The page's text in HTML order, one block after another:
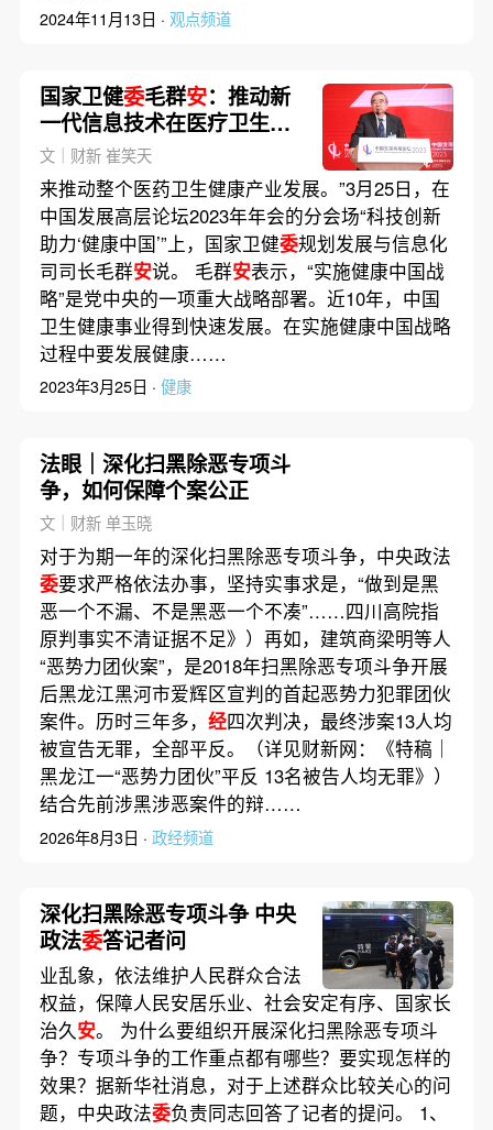
2024年11月13日 · 观点频道
国家卫健委毛群安：推动新
一代信息技术在医疗卫生领
域应用
文｜财新 崔笑天
来推动整个医药卫生健康产业发展。”3月25日，在
中国发展高层论坛2023年年会的分会场“科技创新
助力‘健康中国’”上，国家卫健委规划发展与信息化
司司长毛群安说。 毛群安表示，“实施健康中国战
略”是党中央的一项重大战略部署。近10年，中国
卫生健康事业得到快速发展。在实施健康中国战略
过程中要发展健康……
2023年3月25日 · 健康
法眼｜深化扫黑除恶专项斗
争，如何保障个案公正
文｜财新 单玉晓
对于为期一年的深化扫黑除恶专项斗争，中央政法
委要求严格依法办事，坚持实事求是，“做到是黑
恶一个不漏、不是黑恶一个不凑”……四川高院指
原判事实不清证据不足》）再如，建筑商梁明等人
“恶势力团伙案”，是2018年扫黑除恶专项斗争开展
后黑龙江黑河市爱辉区宣判的首起恶势力犯罪团伙
案件。历时三年多， 经四次判决，最终涉案13人均
被宣告无罪，全部平反。（详见财新网：《特稿｜
黑龙江一“恶势力团伙”平反 13名被告人均无罪》）
结合先前涉黑涉恶案件的辩……
2026年8月3日 · 政经频道
深化扫黑除恶专项斗争 中央
政法委答记者问
业乱象，依法维护人民群众合法
权益，保障人民安居乐业、社会安定有序、国家长
治久安。 为什么要组织开展深化扫黑除恶专项斗
争？专项斗争的工作重点都有哪些？要实现怎样的
效果？据新华社消息，对于上述群众比较关心的问
题，中央政法委负责同志回答了记者的提问。 1、